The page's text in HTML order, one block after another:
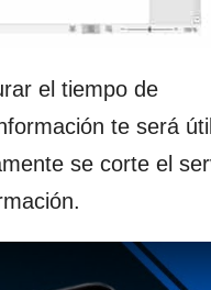
el tiempo de
te será
se corte el